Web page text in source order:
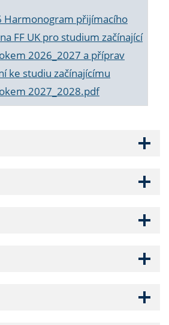
Harmonogram přijímacího
FF UK pro studium začínající
2026_2027 a příprav
ke studiu začínajícímu
2027_2028.pdf